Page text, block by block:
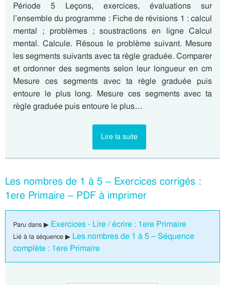
Période 5 Leçons, exercices, évaluations sur
l’ensemble du programme : Fiche de révisions 1 : calcul
mental ; problèmes ; soustractions en ligne Calcul
mental. Calcule. Résous le problème suivant. Mesure
les segments suivants avec ta règle graduée. Comparer
et ordonner des segments selon leur longueur en cm
Mesure ces segments avec ta règle graduée puis
entoure le plus long. Mesure ces segments avec ta
règle graduée puis entoure le plus…
Lire la suite
Les nombres de 1 à 5 – Exercices corrigés :
1ere Primaire – PDF à imprimer
Paru dans ▶ Exercices - Lire / écrire : 1ere Primaire
Lié à la séquence ▶ Les nombres de 1 à 5 – Séquence
complète : 1ere Primaire